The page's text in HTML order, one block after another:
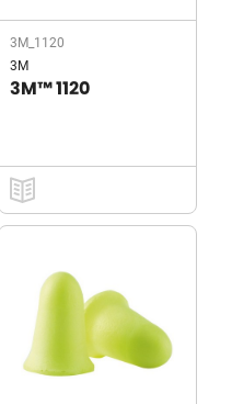
3M_1120
3M
3M™ 1120